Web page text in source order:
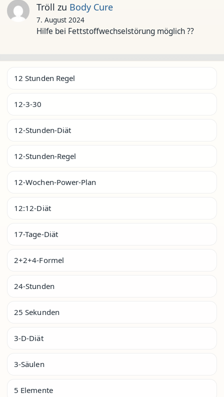
Tröll zu Body Cure
7. August 2024
Hilfe bei Fettstoffwechselstörung möglich ??
12 Stunden Regel
12-3-30
12-Stunden-Diät
12-Stunden-Regel
12-Wochen-Power-Plan
12:12-Diät
17-Tage-Diät
2+2+4-Formel
24-Stunden
25 Sekunden
3-D-Diät
3-Säulen
5 Elemente